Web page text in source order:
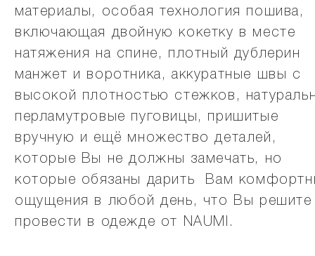
материалы, особая технология пошива,
включающая двойную кокетку в месте
натяжения на спине, плотный дублерин
манжет и воротника, аккуратные швы с
высокой плотностью стежков,
перламутровые пуговицы, пришитые
вручную и ещё множество деталей,
которые Вы не должны замечать, но
которые обязаны дарить Вам
ощущения в любой день, что Вы решите
провести в одежде от NAUMI.